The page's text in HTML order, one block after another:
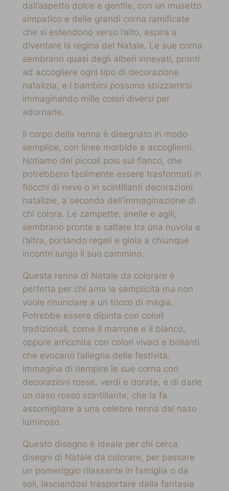
dall’aspetto dolce e gentile, con un musetto
simpatico e delle grandi corna ramificate
che si estendono verso l’alto, aspira a
diventare la regina del Natale. Le sue corna
sembrano quasi degli alberi innevati, pronti
ad accogliere ogni tipo di decorazione
natalizia, e i bambini possono sbizzarrirsi
immaginando mille colori diversi per
adornarle.
Il corpo della renna è disegnato in modo
semplice, con linee morbide e accoglienti.
Notiamo dei piccoli pois sul fianco, che
potrebbero facilmente essere trasformati in
fiocchi di neve o in scintillanti decorazioni
natalizie, a seconda dell’immaginazione di
chi colora. Le zampette, snelle e agili,
sembrano pronte a saltare tra una nuvola e
l’altra, portando regali e gioia a chiunque
incontri lungo il suo cammino.
Questa renna di Natale da colorare è
perfetta per chi ama la semplicità ma non
vuole rinunciare a un tocco di magia.
Potrebbe essere dipinta con colori
tradizionali, come il marrone e il bianco,
oppure arricchita con colori vivaci e brillanti
che evocano l’allegria delle festività.
Immagina di riempire le sue corna con
decorazioni rosse, verdi e dorate, e di darle
un naso rosso scintillante, che la fa
assomigliare a una celebre renna dal naso
luminoso.
Questo disegno è ideale per chi cerca
disegni di Natale da colorare, per passare
un pomeriggio rilassante in famiglia o da
soli, lasciandosi trasportare dalla fantasia